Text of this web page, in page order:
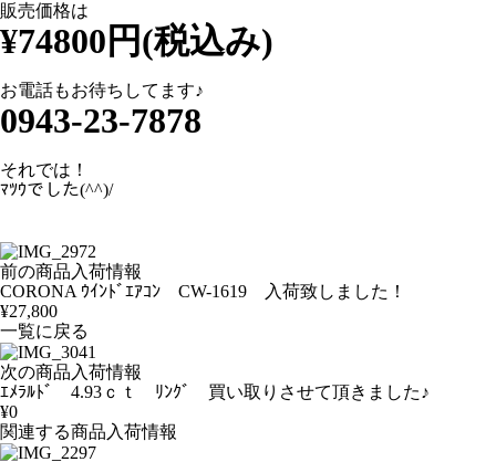
販売価格は
¥74800円(税込み)
お電話もお待ちしてます♪
0943-23-7878
それでは！
ﾏﾂｳでした(^^)/
前の商品入荷情報
CORONA ｳｲﾝﾄﾞｴｱｺﾝ CW-1619 入荷致しました！
¥27,800
一覧に戻る
次の商品入荷情報
ｴﾒﾗﾙﾄﾞ 4.93ｃｔ ﾘﾝｸﾞ 買い取りさせて頂きました♪
¥0
関連する商品入荷情報